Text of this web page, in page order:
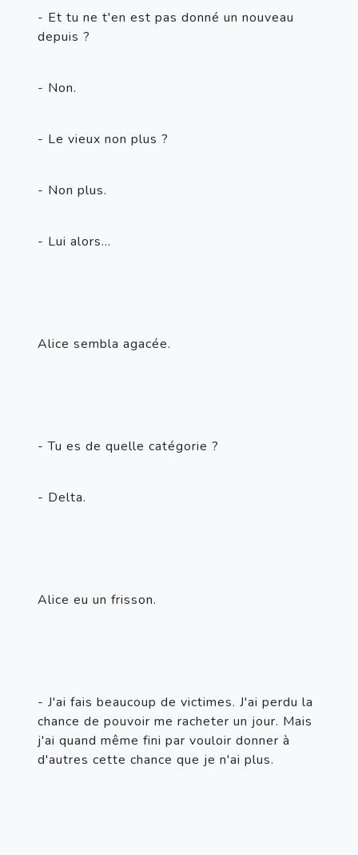
- Et tu ne t'en est pas donné un nouveau
depuis ?
- Non.
- Le vieux non plus ?
- Non plus.
- Lui alors...
Alice sembla agacée.
- Tu es de quelle catégorie ?
- Delta.
Alice eu un frisson.
- J'ai fais beaucoup de victimes. J'ai perdu la
chance de pouvoir me racheter un jour. Mais
j'ai quand même fini par vouloir donner à
d'autres cette chance que je n'ai plus.